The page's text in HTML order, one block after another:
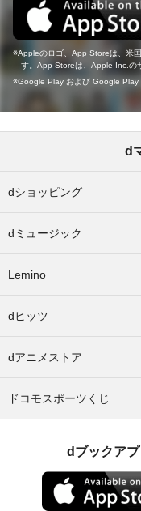
Appleのロゴ、App Storeは、米
す。App Storeは、Apple Inc.の
Google Play および Google Play
d
dショッピング
dミュージック
Lemino
dヒッツ
dアニメストア
ドコモスポーツくじ
dブックア